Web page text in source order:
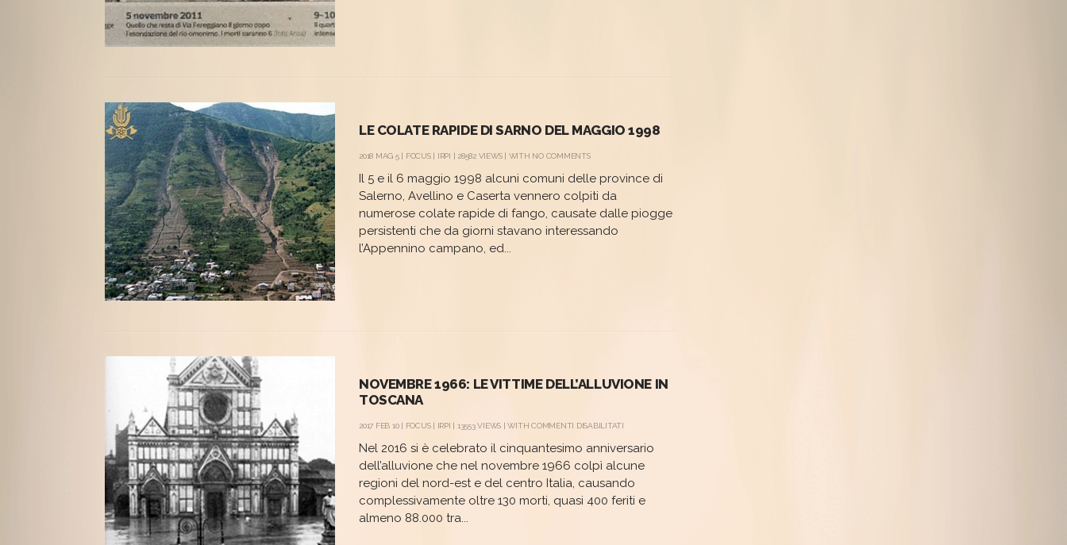
LE COLATE RAPIDE DI SARNO DEL MAGGIO 1998
2018 MAG 5 | FOCUS| IRPI | 28582 VIEWS | WITH NO COMMENTS
Il 5 e il 6 maggio 1998 alcuni comuni delle province di
Salerno, Avellino e Caserta vennero colpiti da
numerose colate rapide di fango, causate dalle piogge
persistenti che da giorni stavano interessando
l’Appennino campano, ed...
NOVEMBRE 1966: LE VITTIME DELL’ALLUVIONE IN
TOSCANA
2017 FEB 10 | FOCUS| IRPI | 13553 VIEWS | WITH COMMENTI DISABILITATISU
1966:
VITTIME
DELL’ALLUVIONE
IN
Nel 2016 si è celebrato il cinquantesimo anniversario
dell’alluvione che nel novembre 1966 colpì alcune
regioni del nord-est e del centro Italia, causando
complessivamente oltre 130 morti, quasi 400 feriti e
almeno 88.000 tra...